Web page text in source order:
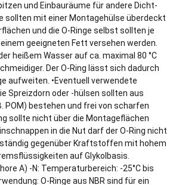
und Einbauräume für andere Dicht-
sollten mit einer Montagehülse überdeckt
und die O-Ringe selbst sollten je
geeigneten Fett versehen werden.
heißem Wasser auf ca. maximal 80 °C
Der O-Ring lässt sich dadurch
aufweiten. •Eventuell verwendete
Spreizdorn oder -hülsen sollten aus
POM) bestehen und frei von scharfen
sollte nicht über die Montageflächen
in die Nut darf der O-Ring nicht
gegenüber Kraftstoffen mit hohem
auf Glykolbasis.
A) -N: Temperaturbereich: -25°C bis
O-Ringe aus NBR sind für ein